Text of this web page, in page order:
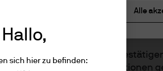
Anlege
Informationen und
bereitgestellten Informationen
Hallo,
sich hier zu befinden:
Alle